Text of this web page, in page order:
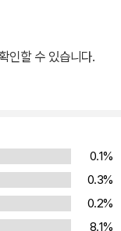
가) + 학업성취도 평
교재 _복잡한 구성이
기 좋은 교재 『오
보는 과학 학습서입
과학교과서의 중요 내
게 이해할 수 있도록
인할 수 있습니다.
0.1%
0.3%
0.2%
8.1%